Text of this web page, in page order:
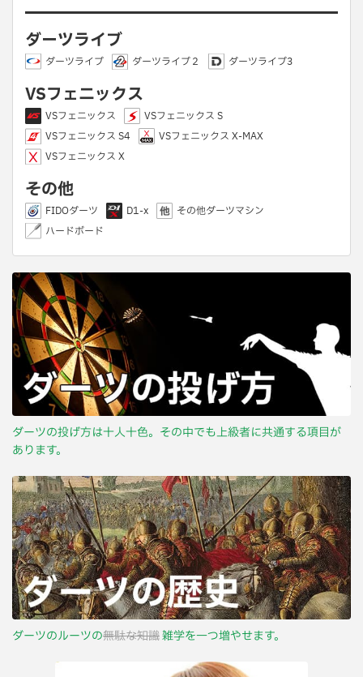
ダーツライブ
ダーツライブ ダーツライブ２ ダーツライブ3
VSフェニックス
VSフェニックス
VSフェニックス S
VSフェニックス S4
VSフェニックス X-MAX
VSフェニックス X
その他
FIDOダーツ D1-x
その他ダーツマシン
ハードボード
ダーツの投げ方は十人十色。その中でも上級者に共通する項目が
あります。
ダーツのルーツの無駄な知識雑学を一つ増やせます。